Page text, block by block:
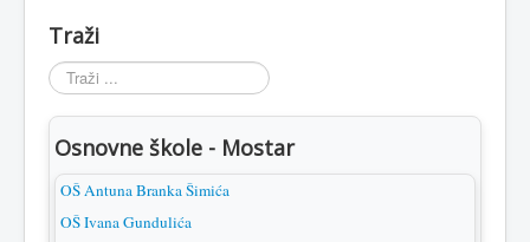
Traži
Traži
...
Osnovne škole - Mostar
OŠ Antuna Branka Šimića
OŠ Ivana Gundulića